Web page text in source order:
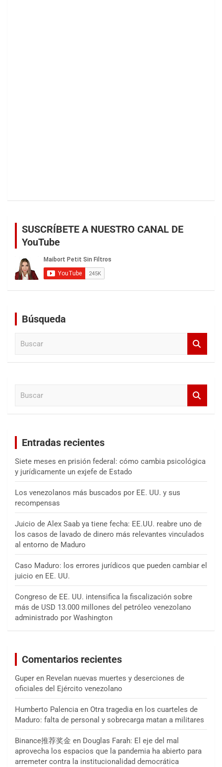
SUSCRÍBETE A NUESTRO CANAL DE
YouTube
Búsqueda
Entradas recientes
Siete meses en prisión federal: cómo cambia psicológica
y jurídicamente un exjefe de Estado
Los venezolanos más buscados por EE. UU. y sus
recompensas
Juicio de Alex Saab ya tiene fecha: EE.UU. reabre uno de
los casos de lavado de dinero más relevantes vinculados
al entorno de Maduro
Caso Maduro: los errores jurídicos que pueden cambiar el
juicio en EE. UU.
Congreso de EE. UU. intensifica la fiscalización sobre
más de USD 13.000 millones del petróleo venezolano
administrado por Washington
Comentarios recientes
Guper en Revelan nuevas muertes y deserciones de
oficiales del Ejército venezolano
Humberto Palencia en Otra tragedia en los cuarteles de
Maduro: falta de personal y sobrecarga matan a militares
Binance推荐奖金 en Douglas Farah: El eje del mal
aprovecha los espacios que la pandemia ha abierto para
arremeter contra la institucionalidad democrática